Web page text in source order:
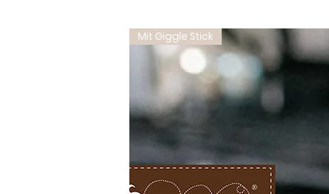
Mit Giggle Stick